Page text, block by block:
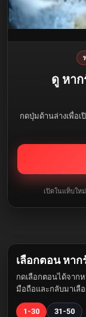
ดู หาก
กดปุ่มด้านล่างเพื่อ
เปิดในแท็บให
เลือกตอน หาก
กดเลือกตอนได้จาก
มือถือและกลับมาเลื
1-30 31-50